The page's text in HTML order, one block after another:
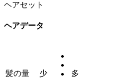
ヘアセット
ヘアデータ
髪の量 少 多